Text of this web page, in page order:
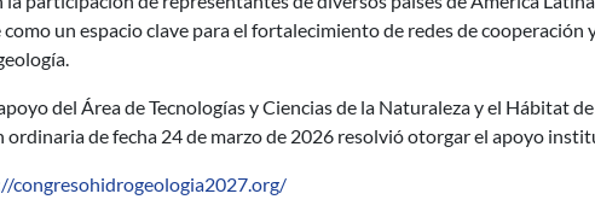
un espacio clave para el fortalecimiento de redes de cooperación
del Área de Tecnologías y Ciencias de la Naturaleza y el Hábitat
ordinaria de fecha 24 de marzo de 2026 resolvió otorgar el apoyo
congresohidrogeologia2027.org/